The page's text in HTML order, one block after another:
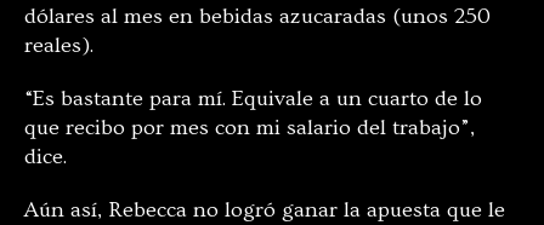
dólares al mes en bebidas azucaradas (unos 250
reales).
“Es bastante para mí. Equivale a un cuarto de lo
que recibo por mes con mi salario del trabajo”,
dice.
Aún así, Rebecca no logró ganar la apuesta que le